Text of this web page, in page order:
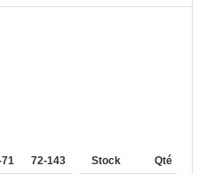
72-143 144-287 288 +
Stock Qté